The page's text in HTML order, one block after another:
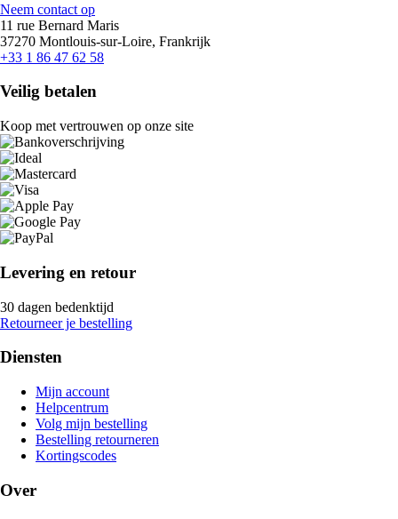
Neem contact op
11 rue Bernard Maris
37270 Montlouis-sur-Loire, Frankrijk
+33 1 86 47 62 58
Veilig betalen
Koop met vertrouwen op onze site
Levering en retour
30 dagen bedenktijd
Retourneer je bestelling
Diensten
Mijn account
Helpcentrum
Volg mijn bestelling
Bestelling retourneren
Kortingscodes
Over